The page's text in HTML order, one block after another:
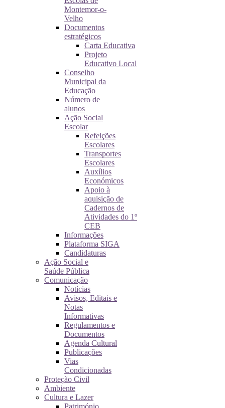
Montemor-o-
Velho
Documentos
estratégicos
Carta Educativa
Projeto
Educativo Local
Conselho
Municipal da
Educação
Número de
alunos
Ação Social
Escolar
Refeições
Escolares
Transportes
Escolares
Auxílios
Económicos
Apoio à
aquisição de
Cadernos de
Atividades do 1º
CEB
Informações
Plataforma SIGA
Candidaturas
Ação Social e
Saúde Pública
Comunicação
Notícias
Avisos, Editais e
Notas
Informativas
Regulamentos e
Documentos
Agenda Cultural
Publicações
Vias
Condicionadas
Proteção Civil
Ambiente
Cultura e Lazer
Património